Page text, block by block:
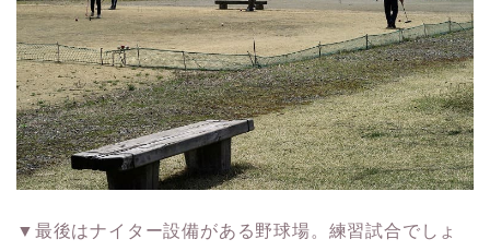
▼最後はナイター設備がある野球場。練習試合でしょ